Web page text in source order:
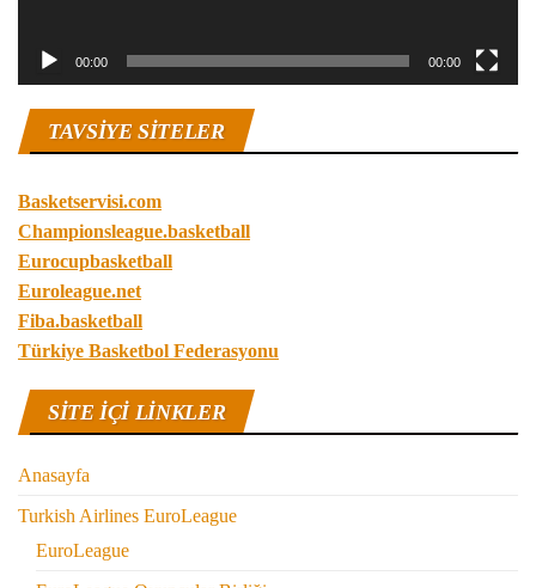
00:00 00:00
TAVSIYE SITELER
Basketservisi.com
Championsleague.basketball
Eurocupbasketball
Euroleague.net
Fiba.basketball
Türkiye Basketbol Federasyonu
SITE IÇI LINKLER
Anasayfa
Turkish Airlines EuroLeague
EuroLeague